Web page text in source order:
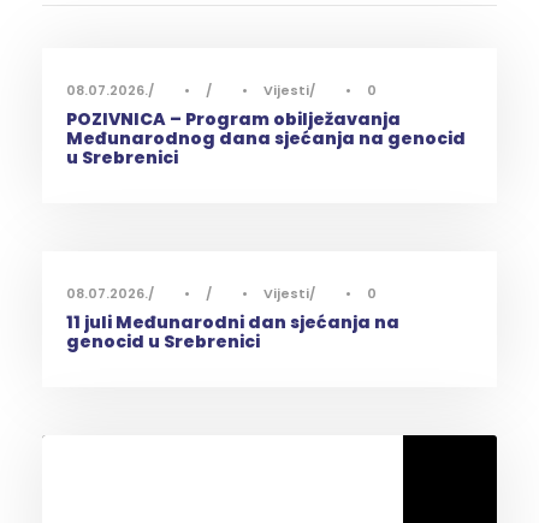
08.07.2026. • • Vijesti • 0
POZIVNICA – Program obilježavanja
Međunarodnog dana sjećanja na genocid
u Srebrenici
08.07.2026. • • Vijesti • 0
11 juli Međunarodni dan sjećanja na
genocid u Srebrenici